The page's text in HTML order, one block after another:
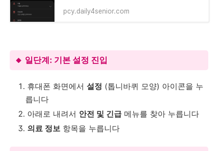
pcy.daily4senior.com
🔸 일단계: 기본 설정 진입
휴대폰 화면에서 설정 (톱니바퀴 모양) 아이콘을 누
릅니다
아래로 내려서 안전 및 긴급 메뉴를 찾아 누릅니다
의료 정보 항목을 누릅니다